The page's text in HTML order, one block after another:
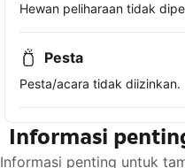
Hewan peliharaan tidak
Pesta
Pesta/acara tidak diizinkan.
Informasi
Informasi penting untuk